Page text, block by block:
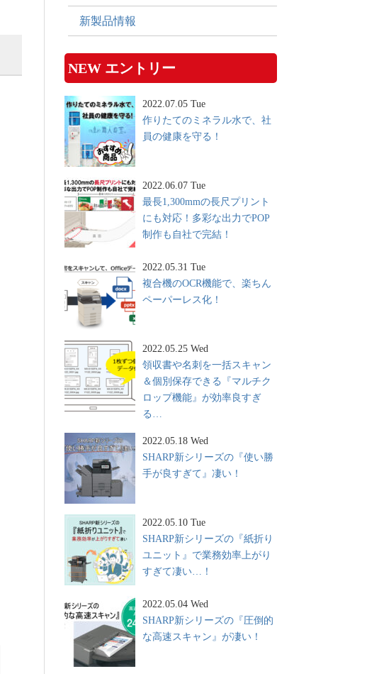
新製品情報
NEW エントリー
2022.07.05 Tue
作りたてのミネラル水で、社
員の健康を守る！
2022.06.07 Tue
最長1,300mmの長尺プリント
にも対応！多彩な出力でPOP
制作も自社で完結！
2022.05.31 Tue
複合機のOCR機能で、楽ちん
ペーパーレス化！
2022.05.25 Wed
領収書や名刺を一括スキャン
＆個別保存できる『マルチク
ロップ機能』が効率良すぎ
る…
2022.05.18 Wed
SHARP新シリーズの『使い勝
手が良すぎて』凄い！
2022.05.10 Tue
SHARP新シリーズの『紙折り
ユニット』で業務効率上がり
すぎて凄い…！
2022.05.04 Wed
SHARP新シリーズの『圧倒的
な高速スキャン』が凄い！